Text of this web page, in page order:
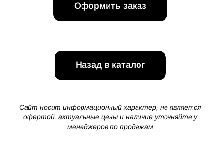
Оформить заказ
Назад в каталог
Сайт носит информационный характер, не является
офертой, актуальные цены и наличие уточняйте у
менеджеров по продажам